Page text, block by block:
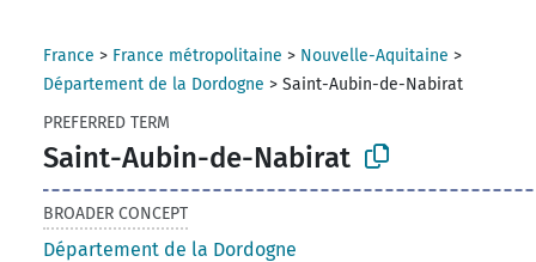
France > France métropolitaine > Nouvelle-Aquitaine >
Département de la Dordogne >Saint-Aubin-de-Nabirat
PREFERRED TERM
Saint-Aubin-de-Nabirat
BROADER CONCEPT
Département de la Dordogne